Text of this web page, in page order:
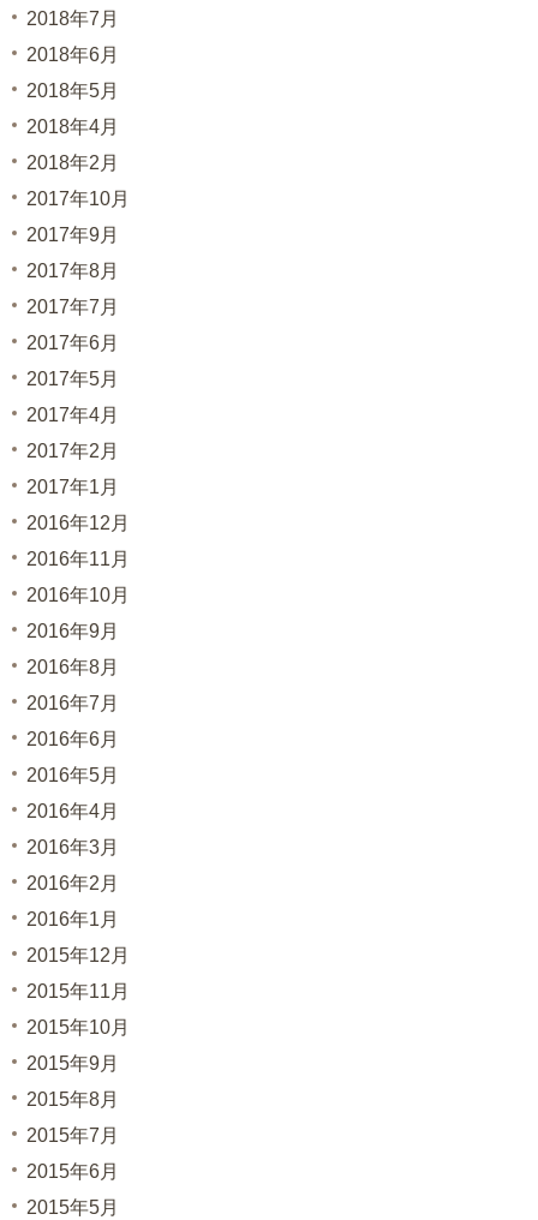
2018年7月
2018年6月
2018年5月
2018年4月
2018年2月
2017年10月
2017年9月
2017年8月
2017年7月
2017年6月
2017年5月
2017年4月
2017年2月
2017年1月
2016年12月
2016年11月
2016年10月
2016年9月
2016年8月
2016年7月
2016年6月
2016年5月
2016年4月
2016年3月
2016年2月
2016年1月
2015年12月
2015年11月
2015年10月
2015年9月
2015年8月
2015年7月
2015年6月
2015年5月